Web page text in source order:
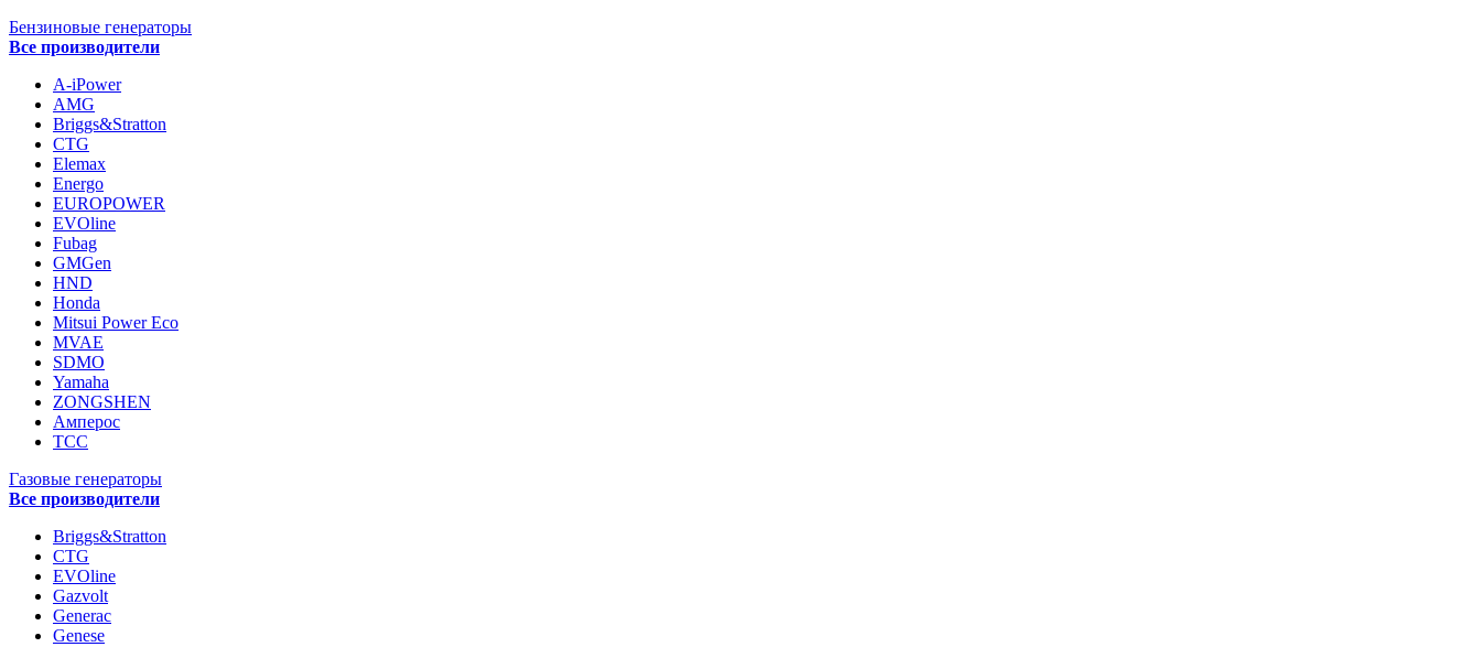
Бензиновые генераторы
Все производители
A-iPower
AMG
Briggs&Stratton
CTG
Elemax
Energo
EUROPOWER
EVOline
Fubag
GMGen
HND
Honda
Mitsui Power Eco
MVAE
SDMO
Yamaha
ZONGSHEN
Амперос
ТСС
Газовые генераторы
Все производители
Briggs&Stratton
CTG
EVOline
Gazvolt
Generac
Genese